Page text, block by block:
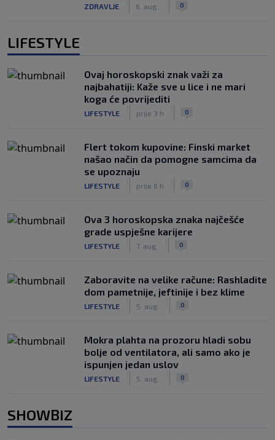
ZDRAVLJE 6. aug. 0
LIFESTYLE
Ovaj horoskopski znak važi za
najbahatiji: Kaže sve u lice i ne mari
koga će povrijediti
LIFESTYLE prije 3 h 0
Flert tokom kupovine: Finski market
našao način da pomogne samcima da
se upoznaju
LIFESTYLE prije 6 h 0
Ova 3 horoskopska znaka najčešće
grade uspješne karijere
LIFESTYLE 7. aug. 0
Zaboravite na velike račune: Rashladite
dom pametnije, jeftinije i bez klime
LIFESTYLE 5. aug. 0
Mokra plahta na prozoru hladi sobu
bolje od ventilatora, ali samo ako je
ispunjen jedan uslov
LIFESTYLE 5. aug. 0
SHOWBIZ